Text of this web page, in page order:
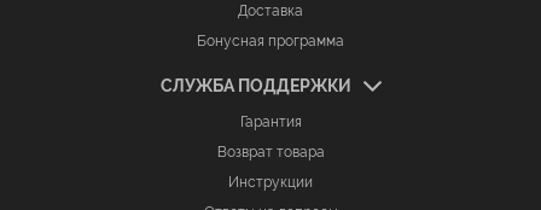
Доставка
Бонусная программа
СЛУЖБА ПОДДЕРЖКИ
Гарантия
Возврат товара
Инструкции